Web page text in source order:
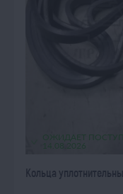
ОЖИДАЕТ
14.08.2026
Кольца